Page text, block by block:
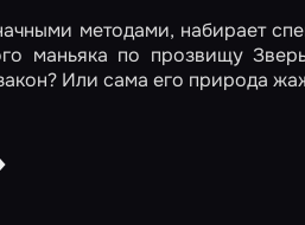
методами, набирает
маньяка по прозвищу
Или сама его природа